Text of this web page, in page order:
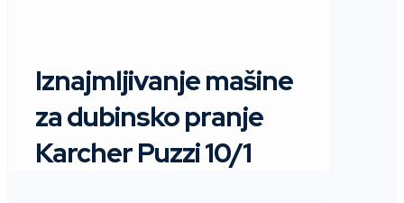
Iznajmljivanje mašine
za dubinsko pranje
Karcher Puzzi 10/1